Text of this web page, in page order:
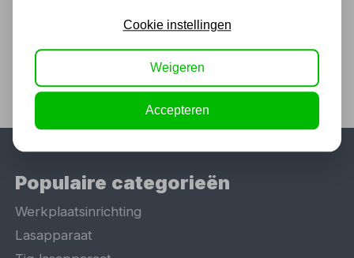
Populaire categorieën
Werkplaatsinrichting
Lasapparaat
Cookie instellingen
Weigeren
Accepteren